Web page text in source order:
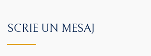
SCRIE UN MESAJ